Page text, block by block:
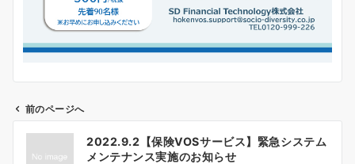
前のページへ
2022.9.2【保険VOSサービス】緊急システム
メンテナンス実施のお知らせ